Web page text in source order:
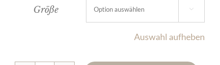
Größe 
Auswahl aufheben